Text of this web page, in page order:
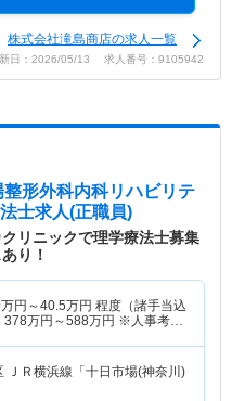
株式会社滝島商店の求人一覧
日：2026/05/13 求人番号：9105942
形外科内科リハビリテ
士求人(正職員)
リニックで理学療法士募集
り！
万円～40.5万円 程度（諸手当込
378万円～588万円 ※人事考課
ＪＲ横浜線「十日市場(神奈川)